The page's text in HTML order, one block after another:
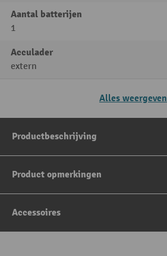
Aantal batterijen
1
Acculader
extern
Alles weergeven
Productbeschrijving
Product opmerkingen
Accessoires